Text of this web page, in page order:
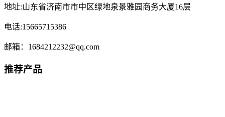
地址:山东省济南市市中区绿地泉景雅园商务大厦16层
电话:15665715386
邮箱：1684212232@qq.com
推荐产品